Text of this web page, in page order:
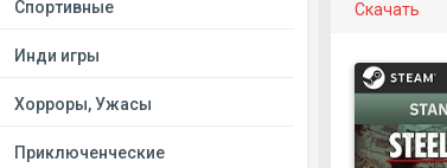
Скачать
Спортивные
Инди игры
Хорроры, Ужасы
Приключенческие